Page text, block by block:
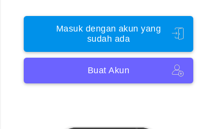
Masuk dengan akun yang
sudah ada
Buat Akun